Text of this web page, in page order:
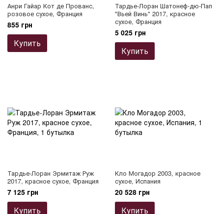
Анри Гайар Кот де Прованс,
розовое сухое, Франция
855 грн
Купить
Тардье-Лоран Шатонеф-дю-Пап
"Вьей Винь" 2017, красное
сухое, Франция
5 025 грн
Купить
Тардье-Лоран Эрмитаж Руж
2017, красное сухое, Франция
7 125 грн
Купить
Кло Могадор 2003, красное
сухое, Испания
20 528 грн
Купить